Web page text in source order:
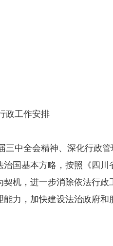
工作安排
中全会精神、深化行政管
国基本方略，按照《四川
契机，进一步消除依法行
力，加快建设法治政府和